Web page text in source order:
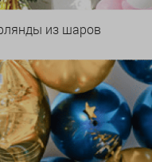
из шаров